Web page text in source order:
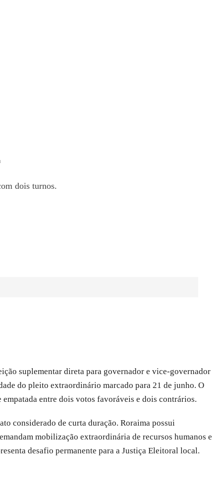
dois turnos.
suplementar direta para governador e vice-governador
do pleito extraordinário marcado para 21 de junho. O
entre dois votos favoráveis e dois contrários.
considerado de curta duração. Roraima possui
mobilização extraordinária de recursos humanos e
desafio permanente para a Justiça Eleitoral local.